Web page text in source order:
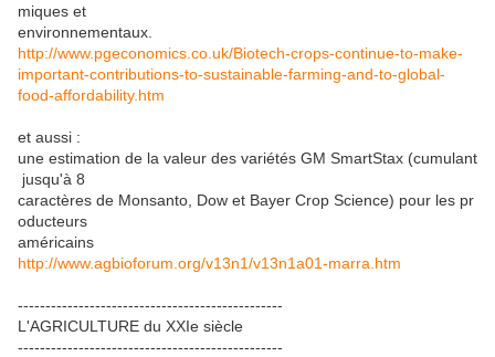
miques et
environnementaux.
http://www.pgeconomics.co.uk/Biotech-crops-continue-to-make-
important-contributions-to-sustainable-farming-and-to-global-
food-affordability.htm
et aussi :
une estimation de la valeur des variétés GM SmartStax (cumulant
jusqu'à 8
caractères de Monsanto, Dow et Bayer Crop Science) pour les pr
oducteurs
américains
http://www.agbioforum.org/v13n1/v13n1a01-marra.htm
------------------------------------------------
L'AGRICULTURE du XXIe siècle
------------------------------------------------